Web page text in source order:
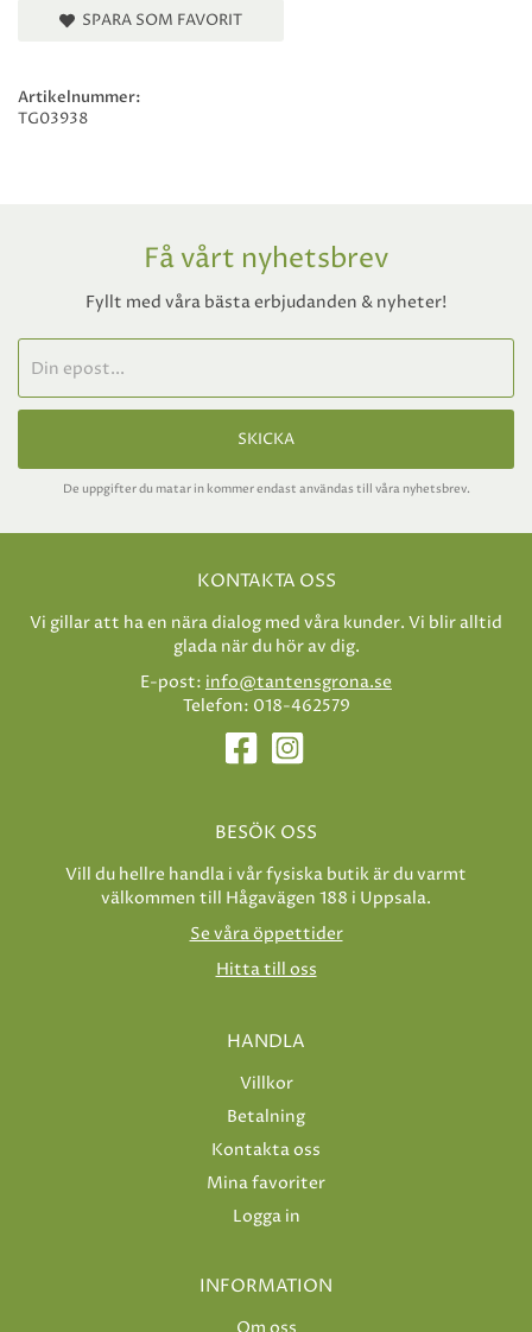
SPARA SOM FAVORIT
Artikelnummer:
TG03938
Få vårt nyhetsbrev
Fyllt med våra bästa erbjudanden & nyheter!
SKICKA
De uppgifter du matar in kommer endast användas till våra nyhetsbrev.
KONTAKTA OSS
Vi gillar att ha en nära dialog med våra kunder. Vi blir alltid
glada när du hör av dig.
E-post: info@tantensgrona.se
Telefon: 018-462579
BESÖK OSS
Vill du hellre handla i vår fysiska butik är du varmt
välkommen till Hågavägen 188 i Uppsala.
Se våra öppettider
Hitta till oss
HANDLA
Villkor
Betalning
Kontakta oss
Mina favoriter
Logga in
INFORMATION